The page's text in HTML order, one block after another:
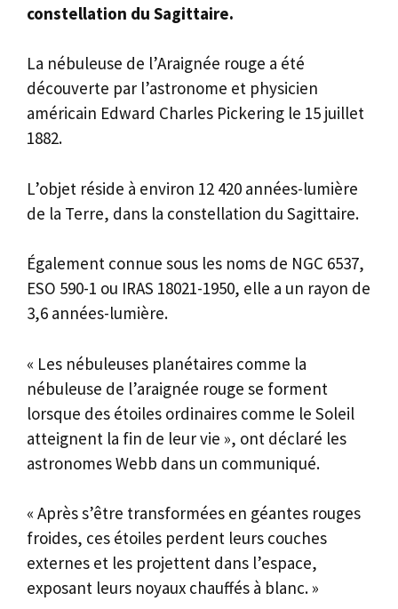
constellation du Sagittaire.
La nébuleuse de l’Araignée rouge a été
découverte par l’astronome et physicien
américain Edward Charles Pickering le 15 juillet
1882.
L’objet réside à environ 12 420 années-lumière
de la Terre, dans la constellation du Sagittaire.
Également connue sous les noms de NGC 6537,
ESO 590-1 ou IRAS 18021-1950, elle a un rayon de
3,6 années-lumière.
« Les nébuleuses planétaires comme la
nébuleuse de l’araignée rouge se forment
lorsque des étoiles ordinaires comme le Soleil
atteignent la fin de leur vie », ont déclaré les
astronomes Webb dans un communiqué.
« Après s’être transformées en géantes rouges
froides, ces étoiles perdent leurs couches
externes et les projettent dans l’espace,
exposant leurs noyaux chauffés à blanc. »